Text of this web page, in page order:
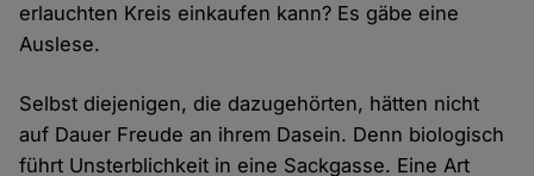
erlauchten Kreis einkaufen kann? Es gäbe eine
Auslese.
Selbst diejenigen, die dazugehörten, hätten nicht
auf Dauer Freude an ihrem Dasein. Denn biologisch
führt Unsterblichkeit in eine Sackgasse. Eine Art